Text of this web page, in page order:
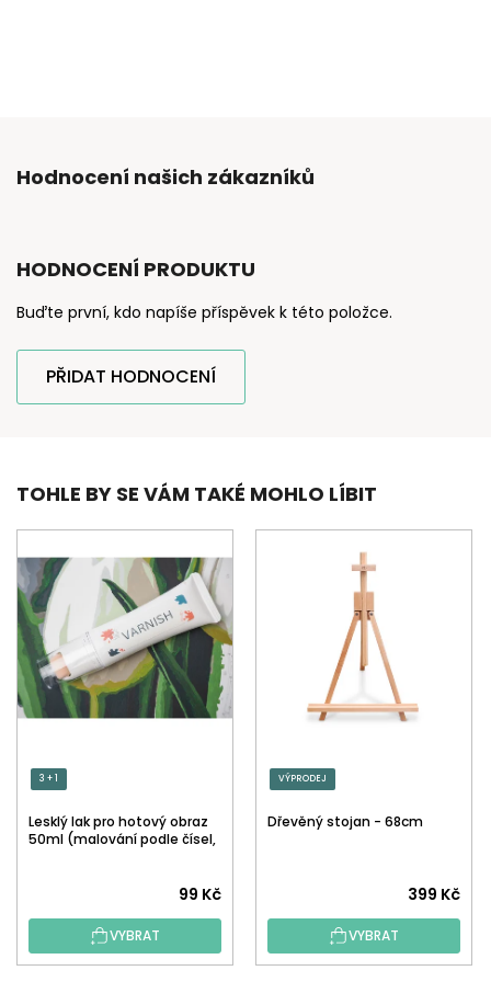
Hodnocení našich zákazníků
HODNOCENÍ PRODUKTU
Buďte první, kdo napíše příspěvek k této položce.
PŘIDAT HODNOCENÍ
TOHLE BY SE VÁM TAKÉ MOHLO LÍBIT
3 + 1
Lesklý lak pro hotový obraz
50ml (malování podle čísel,
hodnocení
produktu
je
99 Kč
VYBRAT
VÝPRODEJ
Dřevěný stojan - 68cm
399 Kč
VYBRAT